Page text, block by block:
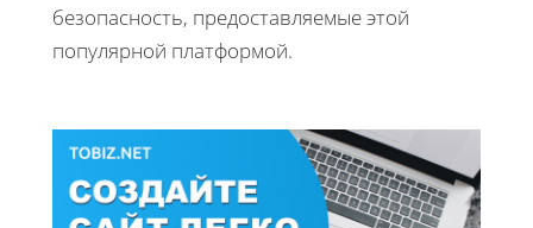
безопасность, предоставляемые этой
популярной платформой.